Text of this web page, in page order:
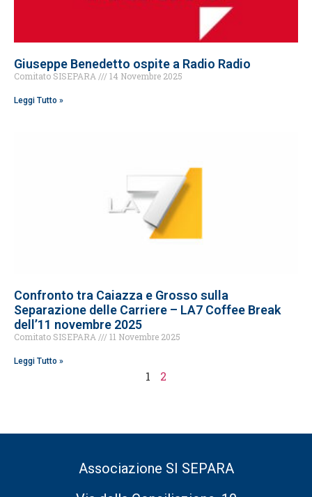
Giuseppe Benedetto ospite a Radio Radio
Comitato SISEPARA 14 Novembre 2025
Leggi Tutto »
Confronto tra Caiazza e Grosso sulla
Separazione delle Carriere – LA7 Coffee Break
dell’11 novembre 2025
Comitato SISEPARA 11 Novembre 2025
Leggi Tutto »
1 2
Associazione SI SEPARA